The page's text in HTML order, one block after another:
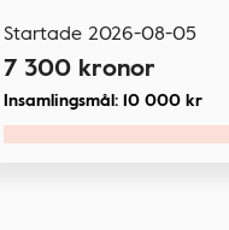
Startade 2026-08-05
7 300 kronor
Insamlingsmål: 10 000 kr